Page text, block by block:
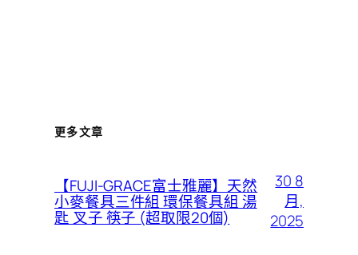
更多文章
【FUJI-GRACE富士雅麗】天然
小麥餐具三件組 環保餐具組 湯
匙 叉子 筷子 (超取限20個)
30 8
月,
2025